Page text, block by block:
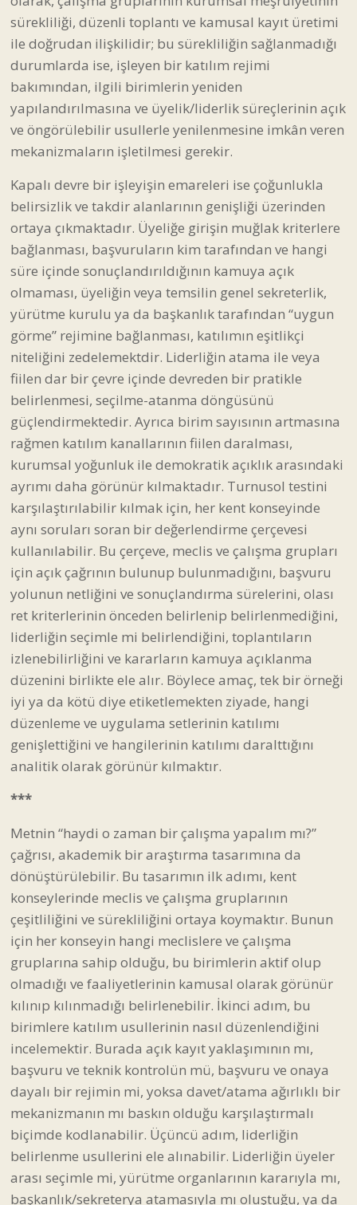
sürekliliği, düzenli toplantı ve kamusal kayıt üretimi
ile doğrudan ilişkilidir; bu sürekliliğin sağlanmadığı
durumlarda ise, işleyen bir katılım rejimi
bakımından, ilgili birimlerin yeniden
yapılandırılmasına ve üyelik/liderlik süreçlerinin açık
ve öngörülebilir usullerle yenilenmesine imkân veren
mekanizmaların işletilmesi gerekir.
Kapalı devre bir işleyişin emareleri ise çoğunlukla
belirsizlik ve takdir alanlarının genişliği üzerinden
ortaya çıkmaktadır. Üyeliğe girişin muğlak kriterlere
bağlanması, başvuruların kim tarafından ve hangi
süre içinde sonuçlandırıldığının kamuya açık
olmaması, üyeliğin veya temsilin genel sekreterlik,
yürütme kurulu ya da başkanlık tarafından “uygun
görme” rejimine bağlanması, katılımın eşitlikçi
niteliğini zedelemektdir. Liderliğin atama ile veya
fiilen dar bir çevre içinde devreden bir pratikle
belirlenmesi, seçilme-atanma döngüsünü
güçlendirmektedir. Ayrıca birim sayısının artmasına
rağmen katılım kanallarının fiilen daralması,
kurumsal yoğunluk ile demokratik açıklık arasındaki
ayrımı daha görünür kılmaktadır. Turnusol testini
karşılaştırılabilir kılmak için, her kent konseyinde
aynı soruları soran bir değerlendirme çerçevesi
kullanılabilir. Bu çerçeve, meclis ve çalışma grupları
için açık çağrının bulunup bulunmadığını, başvuru
yolunun netliğini ve sonuçlandırma sürelerini, olası
ret kriterlerinin önceden belirlenip belirlenmediğini,
liderliğin seçimle mi belirlendiğini, toplantıların
izlenebilirliğini ve kararların kamuya açıklanma
düzenini birlikte ele alır. Böylece amaç, tek bir örneği
iyi ya da kötü diye etiketlemekten ziyade, hangi
düzenleme ve uygulama setlerinin katılımı
genişlettiğini ve hangilerinin katılımı daralttığını
analitik olarak görünür kılmaktır.
***
Metnin “haydi o zaman bir çalışma yapalım mı?”
çağrısı, akademik bir araştırma tasarımına da
dönüştürülebilir. Bu tasarımın ilk adımı, kent
konseylerinde meclis ve çalışma gruplarının
çeşitliliğini ve sürekliliğini ortaya koymaktır. Bunun
için her konseyin hangi meclislere ve çalışma
gruplarına sahip olduğu, bu birimlerin aktif olup
olmadığı ve faaliyetlerinin kamusal olarak görünür
kılınıp kılınmadığı belirlenebilir. İkinci adım, bu
birimlere katılım usullerinin nasıl düzenlendiğini
incelemektir. Burada açık kayıt yaklaşımının mı,
başvuru ve teknik kontrolün mü, başvuru ve onaya
dayalı bir rejimin mi, yoksa davet/atama ağırlıklı bir
mekanizmanın mı baskın olduğu karşılaştırmalı
biçimde kodlanabilir. Üçüncü adım, liderliğin
belirlenme usullerini ele alınabilir. Liderliğin üyeler
arası seçimle mi, yürütme organlarının kararıyla mı,
başkanlık/sekreterya atamasıyla mı oluştuğu, ya da